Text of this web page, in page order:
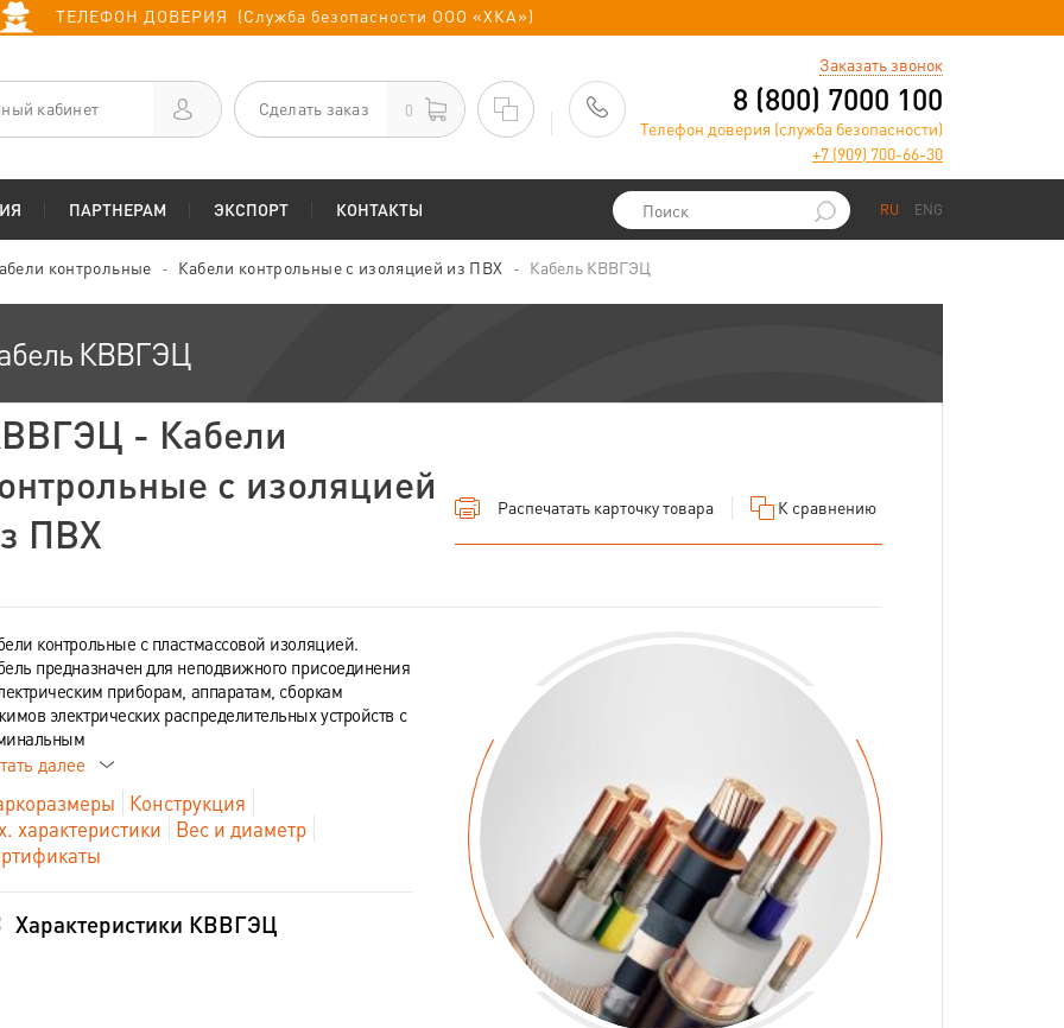
ТЕЛЕФОН ДОВЕРИЯ (Служба безопасности ООО «ХКА»)
кабинет Сделать заказ 0
Заказать звонок
8 (800) 7000 100
Телефон доверия (служба безопасности)
+7 (909) 700-66-30
ПАРТНЕРАМ ЭКСПОРТ КОНТАКТЫ RU ENG
контрольные Кабели контрольные с изоляцией из ПВХ Кабель КВВГЭЦ
КВВГЭЦ
- Кабели
с изоляцией
ПВХ
Распечатать карточку товара К сравнению
контрольные с пластмассовой изоляцией.
предназначен для неподвижного присоединения
приборам, аппаратам, сборкам
электрических распределительных устройств с
далее
Конструкция
характеристики
Вес и диаметр
Характеристики КВВГЭЦ